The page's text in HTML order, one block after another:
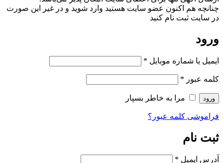
هم‌ اکنون عضو سایت هستید وارد شوید و در غیر این صورت
ثبت نام کنید
یا شماره موبایل*
*
مرا به خاطر بسپار
کلمه عبور؟
نام
ایمیل